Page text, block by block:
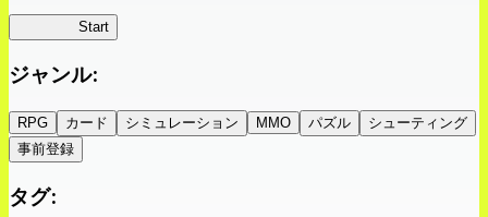
Start
ジャンル:
RPG カード シミュレーション MMO パズル
シューティング
事前登録
タグ: